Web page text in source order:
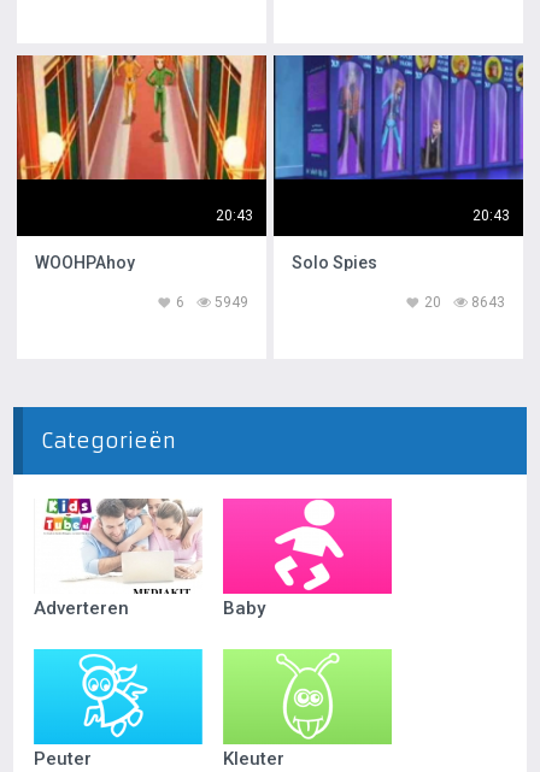
20:43
WOOHPAhoy
5949
6
20:43
Solo Spies
8643
20
Categorieën
Adverteren Baby
Peuter Kleuter